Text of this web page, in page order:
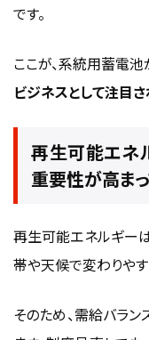
です。
ここが、系統用蓄電
ビジネスとして注目
再生可能エネ
重要性が高ま
再生可能エネルギー
帯や天候で変わりやす
そのため、需給バラ